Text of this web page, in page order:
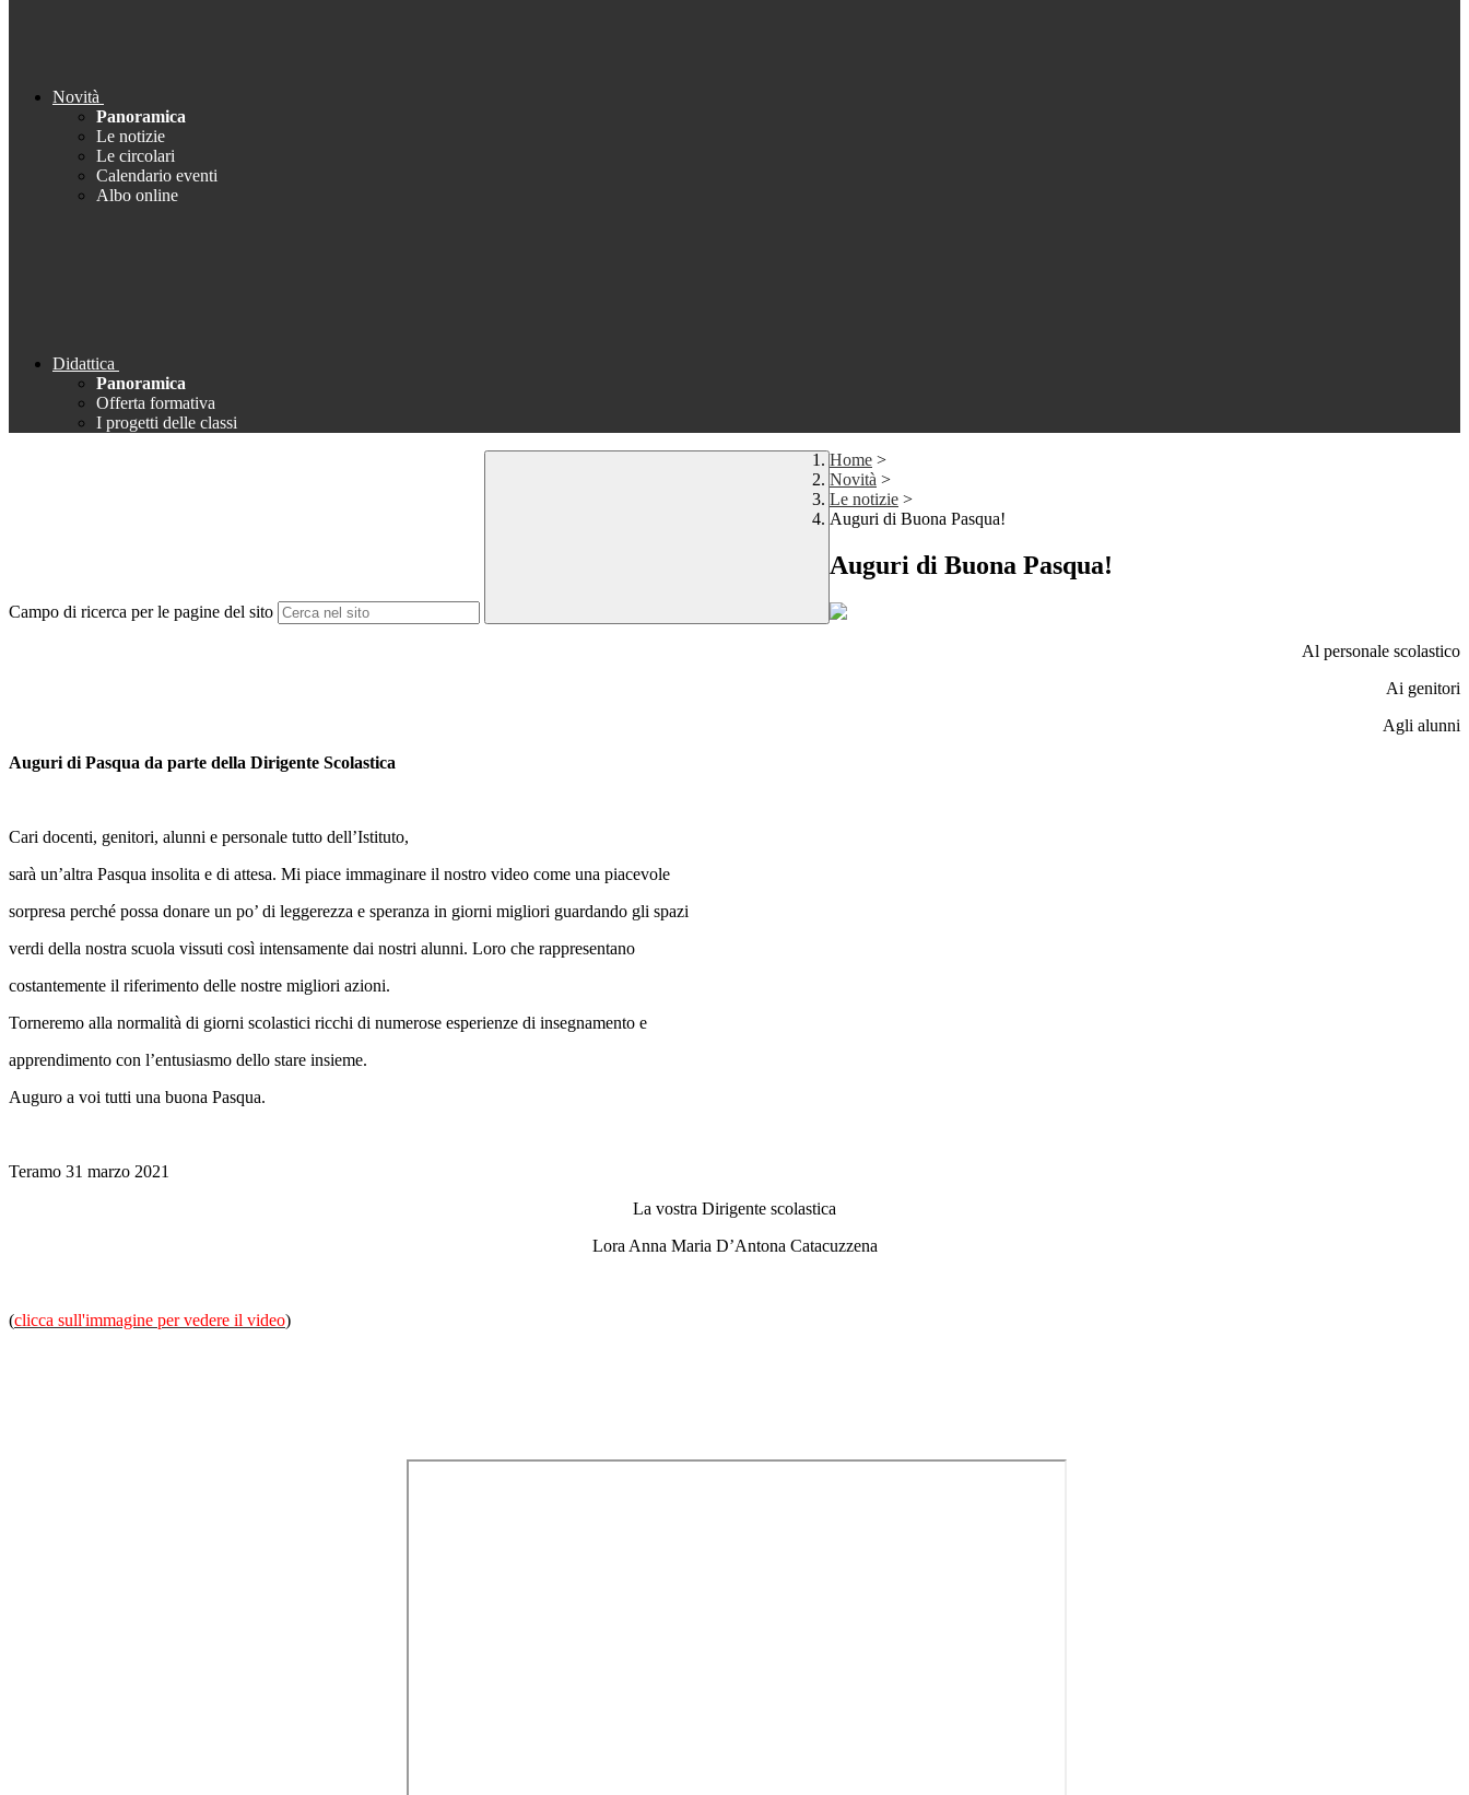
Novità
Panoramica
Le notizie
Le circolari
Calendario eventi
Albo online
Didattica
Panoramica
Offerta formativa
I progetti delle classi
Campo di ricerca per le pagine del sito
Home >
Novità >
Le notizie >
Auguri di Buona Pasqua!
Auguri di Buona Pasqua!
Al personale scolastico
Ai genitori
Agli alunni
Auguri di Pasqua da parte della Dirigente Scolastica
Cari docenti, genitori, alunni e personale tutto dell’Istituto,
sarà un’altra Pasqua insolita e di attesa. Mi piace immaginare il nostro video come una piacevole
sorpresa perché possa donare un po’ di leggerezza e speranza in giorni migliori guardando gli spazi
verdi della nostra scuola vissuti così intensamente dai nostri alunni. Loro che rappresentano
costantemente il riferimento delle nostre migliori azioni.
Torneremo alla normalità di giorni scolastici ricchi di numerose esperienze di insegnamento e
apprendimento con l’entusiasmo dello stare insieme.
Auguro a voi tutti una buona Pasqua.
Teramo 31 marzo 2021
La vostra Dirigente scolastica
Lora Anna Maria D’Antona Catacuzzena
(clicca sull'immagine per vedere il video)